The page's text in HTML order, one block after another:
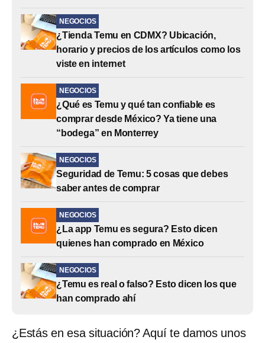
NEGOCIOS
¿Tienda Temu en CDMX? Ubicación,
horario y precios de los artículos como los
viste en internet
NEGOCIOS
¿Qué es Temu y qué tan confiable es
comprar desde México? Ya tiene una
“bodega” en Monterrey
NEGOCIOS
Seguridad de Temu: 5 cosas que debes
saber antes de comprar
NEGOCIOS
¿La app Temu es segura? Esto dicen
quienes han comprado en México
NEGOCIOS
¿Temu es real o falso? Esto dicen los que
han comprado ahí
¿Estás en esa situación? Aquí te damos unos